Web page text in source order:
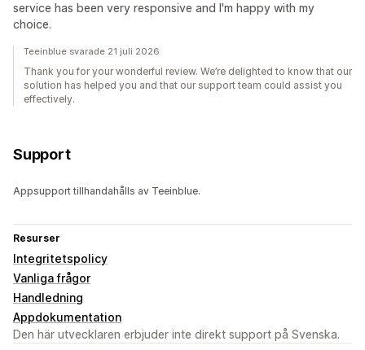
service has been very responsive and I'm happy with my
choice.
Teeinblue svarade 21 juli 2026
Thank you for your wonderful review. We’re delighted to know that our
solution has helped you and that our support team could assist you
effectively.
Support
Appsupport tillhandahålls av Teeinblue.
Resurser
Integritetspolicy
Vanliga frågor
Handledning
Appdokumentation
Den här utvecklaren erbjuder inte direkt support på Svenska.